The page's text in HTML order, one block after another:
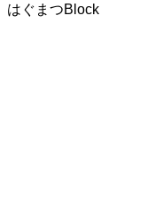
はぐまつBlock